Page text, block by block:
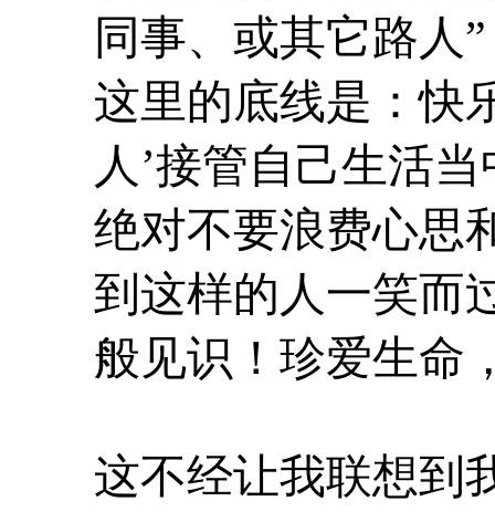
同事、或其它路人”
这里的底线是：快
人’接管自己生活
绝对不要浪费心思
到这样的人一笑而
般见识！珍爱生命
这不经让我联想到